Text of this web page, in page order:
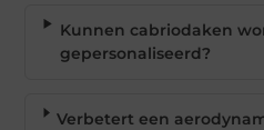
Kunnen cabriodaken
gepersonaliseerd?
Verbetert een